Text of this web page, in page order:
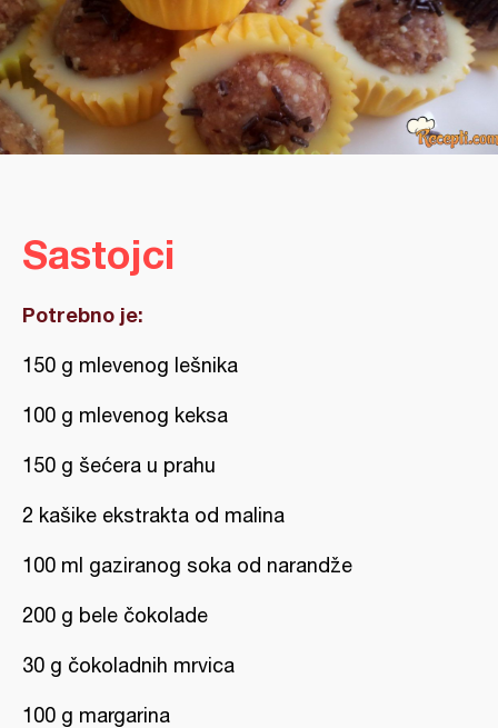
Sastojci
Potrebno je:
150 g mlevenog lešnika
100 g mlevenog keksa
150 g šećera u prahu
2 kašike ekstrakta od malina
100 ml gaziranog soka od narandže
200 g bele čokolade
30 g čokoladnih mrvica
100 g margarina